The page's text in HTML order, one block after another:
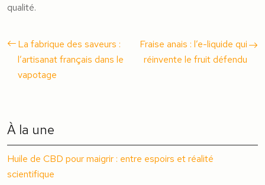
qualité.
La fabrique des saveurs :
l’artisanat français dans le
vapotage
Fraise anais : l’e-liquide qui
réinvente le fruit défendu
À la une
Huile de CBD pour maigrir : entre espoirs et réalité
scientifique